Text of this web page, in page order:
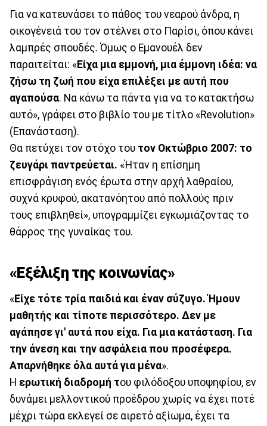
Για να κατευνάσει το πάθος του νεαρού άνδρα, η
οικογένειά του τον στέλνει στο Παρίσι, όπου κάνει
λαμπρές σπουδές. Όμως ο Εμανουέλ δεν
παραιτείται: «Είχα μια εμμονή, μια έμμονη ιδέα: να
ζήσω τη ζωή που είχα επιλέξει με αυτή που
αγαπούσα. Να κάνω τα πάντα για να το κατακτήσω
αυτό», γράφει στο βιβλίο του με τίτλο «Revolution»
(Επανάσταση).
Θα πετύχει τον στόχο του τον Οκτώβριο 2007: το
ζευγάρι παντρεύεται. «Ήταν η επίσημη
επισφράγιση ενός έρωτα στην αρχή λαθραίου,
συχνά κρυφού, ακατανόητου από πολλούς πριν
τους επιβληθεί», υπογραμμίζει εγκωμιάζοντας το
θάρρος της γυναίκας του.
«Εξέλιξη της κοινωνίας»
«Είχε τότε τρία παιδιά και έναν σύζυγο. Ήμουν
μαθητής και τίποτε περισσότερο. Δεν με
αγάπησε γι' αυτά που είχα. Για μια κατάσταση. Για
την άνεση και την ασφάλεια που προσέφερα.
Απαρνήθηκε όλα αυτά για μένα».
Η ερωτική διαδρομή του φιλόδοξου υποψηφίου, εν
δυνάμει μελλοντικού προέδρου χωρίς να έχει ποτέ
μέχρι τώρα εκλεγεί σε αιρετό αξίωμα, έχει τα